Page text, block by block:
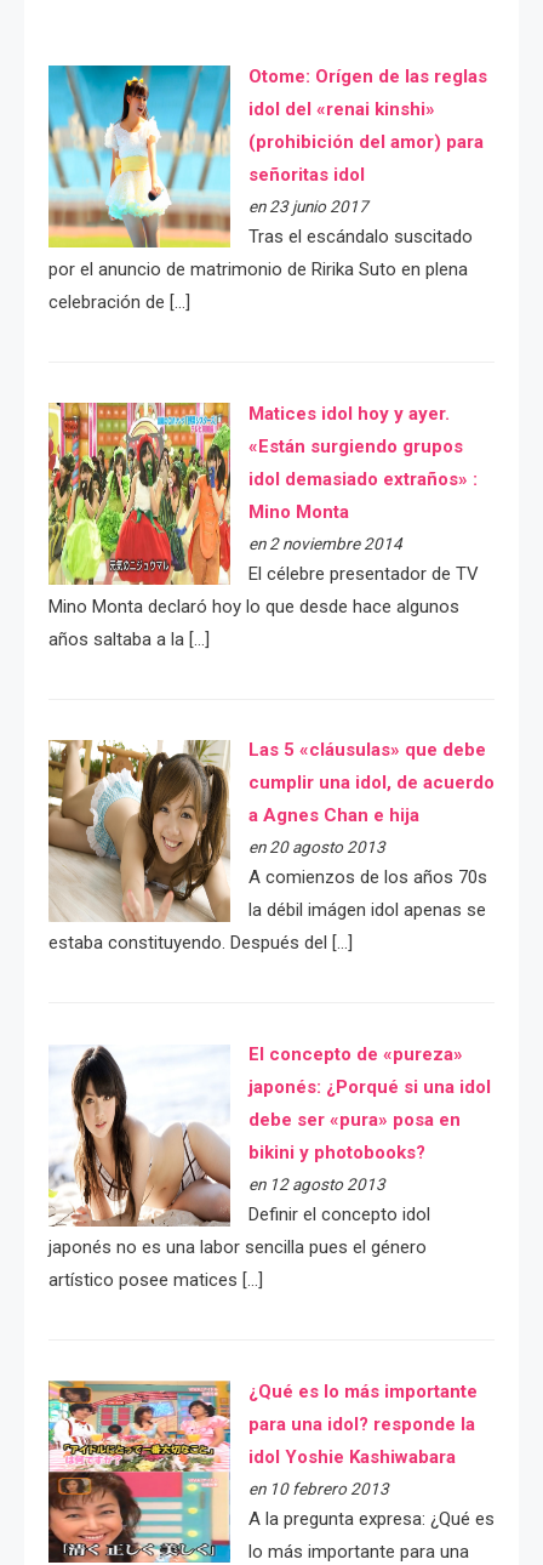
Otome: Orígen de las reglas
idol del «renai kinshi»
(prohibición del amor) para
señoritas idol
en 23 junio 2017
Tras el escándalo suscitado
por el anuncio de matrimonio de Ririka Suto en plena
celebración de […]
Matices idol hoy y ayer.
«Están surgiendo grupos
idol demasiado extraños» :
Mino Monta
en 2 noviembre 2014
El célebre presentador de TV
Mino Monta declaró hoy lo que desde hace algunos
años saltaba a la […]
Las 5 «cláusulas» que debe
cumplir una idol, de acuerdo
a Agnes Chan e hija
en 20 agosto 2013
A comienzos de los años 70s
la débil imágen idol apenas se
estaba constituyendo. Después del […]
El concepto de «pureza»
japonés: ¿Porqué si una idol
debe ser «pura» posa en
bikini y photobooks?
en 12 agosto 2013
Definir el concepto idol
japonés no es una labor sencilla pues el género
artístico posee matices […]
¿Qué es lo más importante
para una idol? responde la
idol Yoshie Kashiwabara
en 10 febrero 2013
A la pregunta expresa: ¿Qué es
lo más importante para una